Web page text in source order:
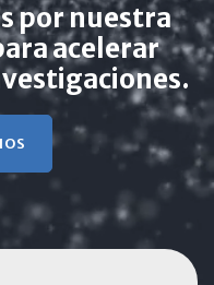
por nuestra
acelerar